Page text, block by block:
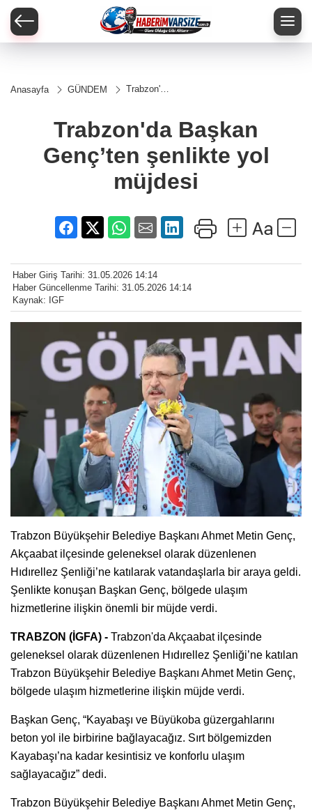
Anasayfa GÜNDEM
Trabzon'da
şenlikte
yol
Trabzon'da Başkan
Genç’ten şenlikte yol
müjdesi
Haber Giriş Tarihi: 31.05.2026 14:14
Haber Güncellenme Tarihi: 31.05.2026 14:14
Kaynak: IGF
Trabzon Büyükşehir Belediye Başkanı Ahmet Metin Genç,
Akçaabat ilçesinde geleneksel olarak düzenlenen
Hıdırellez Şenliği’ne katılarak vatandaşlarla bir araya geldi.
Şenlikte konuşan Başkan Genç, bölgede ulaşım
hizmetlerine ilişkin önemli bir müjde verdi.
TRABZON (İGFA) - Trabzon'da Akçaabat ilçesinde
geleneksel olarak düzenlenen Hıdırellez Şenliği’ne katılan
Trabzon Büyükşehir Belediye Başkanı Ahmet Metin Genç,
bölgede ulaşım hizmetlerine ilişkin müjde verdi.
Başkan Genç, “Kayabaşı ve Büyükoba güzergahlarını
beton yol ile birbirine bağlayacağız. Sırt bölgemizden
Kayabaşı’na kadar kesintisiz ve konforlu ulaşım
sağlayacağız” dedi.
Trabzon Büyükşehir Belediye Başkanı Ahmet Metin Genç,